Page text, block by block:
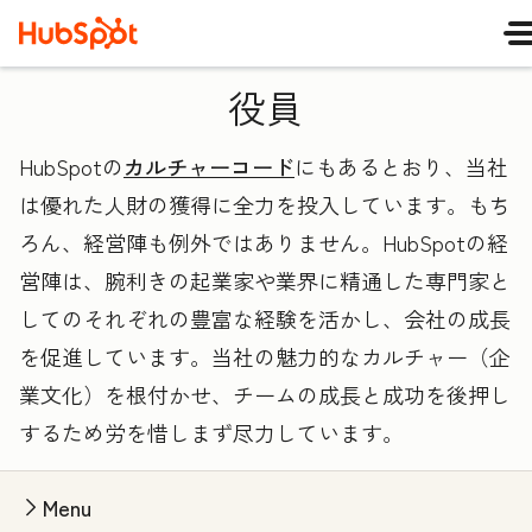
役員
HubSpotのカルチャーコードにもあるとおり、当社
は優れた人財の獲得に全力を投入しています。もち
ろん、経営陣も例外ではありません。HubSpotの経
営陣は、腕利きの起業家や業界に精通した専門家と
してのそれぞれの豊富な経験を活かし、会社の成長
を促進しています。当社の魅力的なカルチャー（企
業文化）を根付かせ、チームの成長と成功を後押し
するため労を惜しまず尽力しています。
Menu